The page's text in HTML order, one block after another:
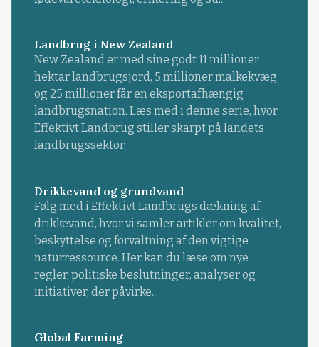
Landbrug i New Zealand
New Zealand er med sine godt 11 millioner
hektar landbrugsjord, 5 millioner malkekvæg
og 25 millioner får en eksportafhængig
landbrugsnation. Læs med i denne serie, hvor
Effektivt Landbrug stiller skarpt på landets
landbrugssektor.
Drikkevand og grundvand
Følg med i Effektivt Landbrugs dækning af
drikkevand, hvor vi samler artikler om kvalitet,
beskyttelse og forvaltning af den vigtige
naturressource. Her kan du læse om nye
regler, politiske beslutninger, analyser og
initiativer, der påvirke...
Global Farming